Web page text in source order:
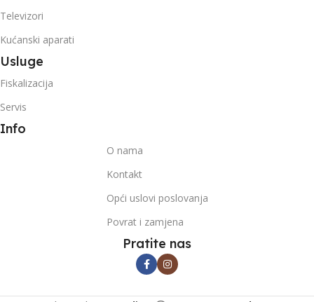
Televizori
Kućanski aparati
Usluge
Fiskalizacija
Servis
Info
O nama
Kontakt
Opći uslovi poslovanja
Povrat i zamjena
Pratite nas